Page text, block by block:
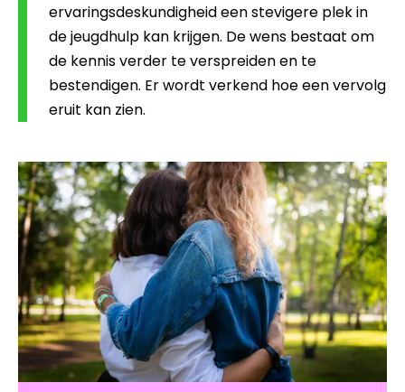
ervaringsdeskundigheid een stevigere plek in
de jeugdhulp kan krijgen. De wens bestaat om
de kennis verder te verspreiden en te
bestendigen. Er wordt verkend hoe een vervolg
eruit kan zien.